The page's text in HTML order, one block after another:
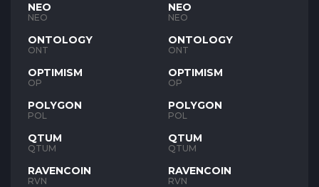
NEO
NEO
ONTOLOGY
ONT
OPTIMISM
OP
POLYGON
POL
QTUM
QTUM
RAVENCOIN
RVN
NEO
NEO
ONTOLOGY
ONT
OPTIMISM
OP
POLYGON
POL
QTUM
QTUM
RAVENCOIN
RVN